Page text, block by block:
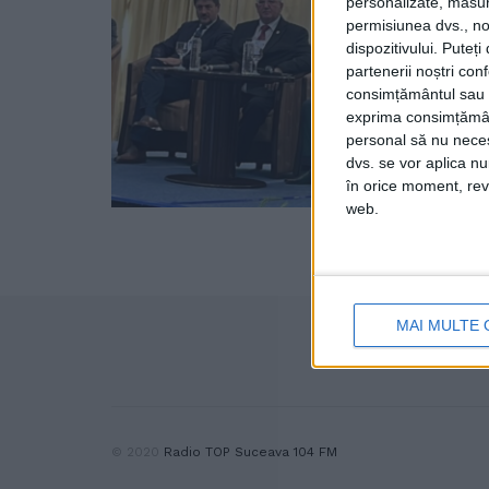
permisiunea dvs.,
dispozitivului. Puteți
partenerii noștri
consimțământul
exprima
personal să nu
dvs. se vor aplica
în orice moment,
web.
MAI MULTE
Radio TOP Suceava 104 FM